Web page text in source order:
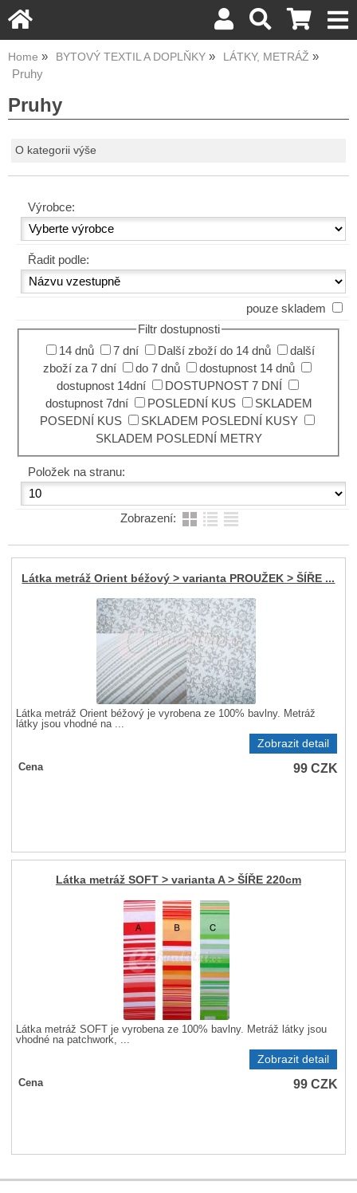
Home BYTOVÝ TEXTIL A DOPLŇKY LÁTKY, METRÁŽ
Pruhy
Pruhy
O kategorii výše
Výrobce:
Řadit podle:
pouze skladem
Filtr dostupnosti
14 dnů
7 dní Další zboží do 14 dnů
další
zboží za 7 dní
do 7 dnů
dostupnost 14 dnů
dostupnost 14dní
DOSTUPNOST 7 DNÍ
dostupnost 7dní
POSLEDNÍ KUS
SKLADEM
POSEDNÍ KUS
SKLADEM POSLEDNÍ KUSY
SKLADEM POSLEDNÍ METRY
Položek na stranu:
Zobrazení:
Látka metráž Orient béžový > varianta PROUŽEK > ŠÍŘE ...
Látka metráž Orient béžový je vyrobena ze 100% bavlny. Metráž
látky jsou vhodné na ...
Zobrazit detail
Cena 99CZK
Látka metráž SOFT > varianta A > ŠÍŘE 220cm
Látka metráž SOFT je vyrobena ze 100% bavlny. Metráž látky jsou
vhodné na patchwork, ...
Zobrazit detail
Cena 99CZK